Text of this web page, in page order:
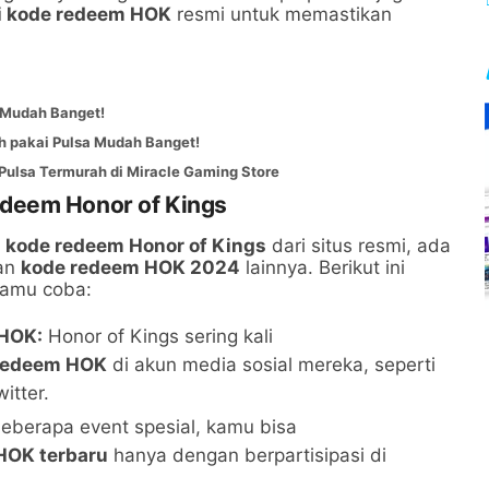
redeem HOK resmi untuk memastikan
Banget!
pakai Pulsa Mudah Banget!
Termurah di Miracle Gaming Store
Honor of Kings
redeem Honor of Kings dari situs resmi, ada
kode redeem HOK 2024 lainnya. Berikut ini
coba:
Honor of Kings sering kali
HOK di akun media sosial mereka, seperti
event spesial, kamu bisa
terbaru hanya dengan berpartisipasi di